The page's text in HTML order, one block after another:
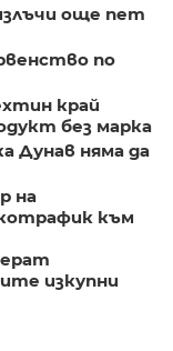
още пет
по
край
без марка
Дунав няма да
на
към
изкупни